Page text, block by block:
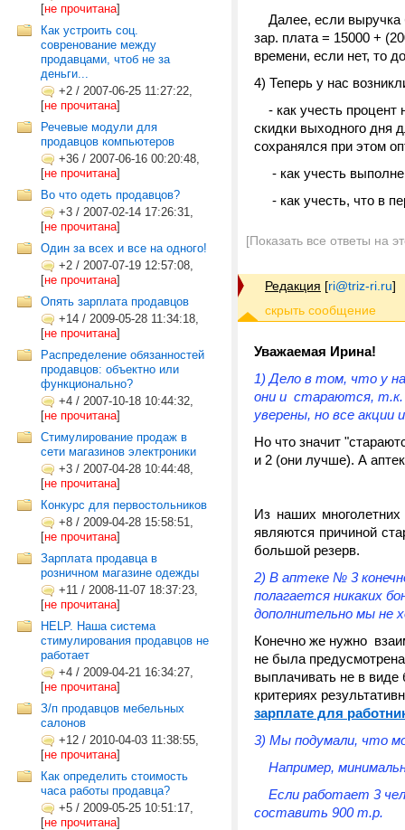
[не прочитана]
Как устроить соц.
совренование между
продавцами, чтоб не за
деньги...
+2 / 2007-06-25 11:27:22,
[не прочитана]
Речевые модули для
продавцов компьютеров
+36 / 2007-06-16 00:20:48,
[не прочитана]
Во что одеть продавцов?
+3 / 2007-02-14 17:26:31,
[не прочитана]
Один за всех и все на одного!
+2 / 2007-07-19 12:57:08,
[не прочитана]
Опять зарплата продавцов
+14 / 2009-05-28 11:34:18,
[не прочитана]
Распределение обязанностей
продавцов: объектно или
функционально?
+4 / 2007-10-18 10:44:32,
[не прочитана]
Стимулирование продаж в
сети магазинов электроники
+3 / 2007-04-28 10:44:48,
[не прочитана]
Конкурс для первостольников
+8 / 2009-04-28 15:58:51,
[не прочитана]
Зарплата продавца в
розничном магазине одежды
+11 / 2008-11-07 18:37:23,
[не прочитана]
HELP. Наша система
стимулирования продавцов не
работает
+4 / 2009-04-21 16:34:27,
[не прочитана]
З/п продавцов мебельных
салонов
+12 / 2010-04-03 11:38:55,
[не прочитана]
Как определить стоимость
часа работы продавца?
+5 / 2009-05-25 10:51:17,
[не прочитана]
Далее, если выручка
зар. плата = 15000 +
времени, если нет, то
4) Теперь у нас
- как учесть процент
скидки выходного дня
сохранялся при этом
- как учесть
- как учесть, что в
[Показать все ответы на
Редакция [ri@triz-ri.ru]
Уважаемая Ирина!
1) Дело в том, что у
они и стараются, т.к.
уверены, но все
Но что значит
и 2 (они лучше). А
Из наших
являются причиной
большой резерв.
2) В аптеке № 3
полагается никаких
дополнительно мы не
Конечно же нужно
не была
выплачивать не в виде
критериях
зарплате для
3) Мы подумали, что
Например,
Если работает 3
составить 900 т.р.